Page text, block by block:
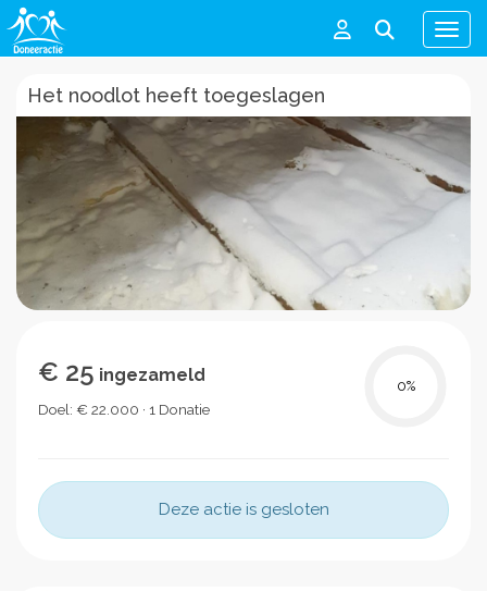
Menu
Het noodlot heeft toegeslagen
€ 25 ingezameld
Doel: € 22.000 · 1 Donatie
0%
Deze actie is gesloten